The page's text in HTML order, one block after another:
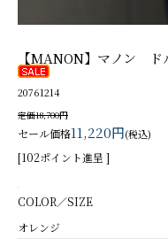
【MANON】マノン ド
20761214
定価18,700円
セール価格11,220円(税込)
[102ポイント進呈 ]
COLOR／SIZE
オレンジ